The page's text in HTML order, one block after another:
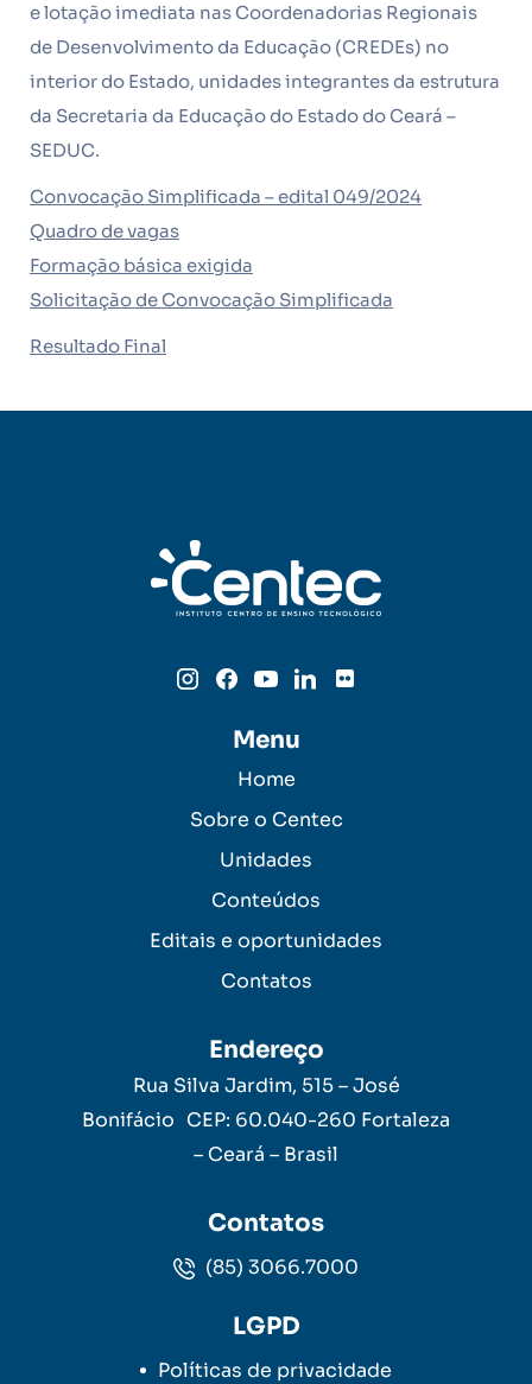
e lotação imediata nas Coordenadorias Regionais
de Desenvolvimento da Educação (CREDEs) no
interior do Estado, unidades integrantes da estrutura
da Secretaria da Educação do Estado do Ceará –
SEDUC.
Convocação Simplificada – edital 049/2024
Quadro de vagas
Formação básica exigida
Solicitação de Convocação Simplificada
Resultado Final
Menu
Home
Sobre o Centec
Unidades
Conteúdos
Editais e oportunidades
Contatos
Endereço
Rua Silva Jardim, 515 – José
Bonifácio CEP: 60.040-260 Fortaleza
– Ceará – Brasil
Contatos
(85) 3066.7000
LGPD
Políticas de privacidade